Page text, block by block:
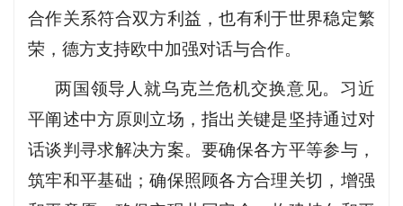
合作关系符合双方利益，也有利于世界稳定繁
荣，德方支持欧中加强对话与合作。
两国领导人就乌克兰危机交换意见。习近
平阐述中方原则立场，指出关键是坚持通过对
话谈判寻求解决方案。要确保各方平等参与，
筑牢和平基础；确保照顾各方合理关切，增强